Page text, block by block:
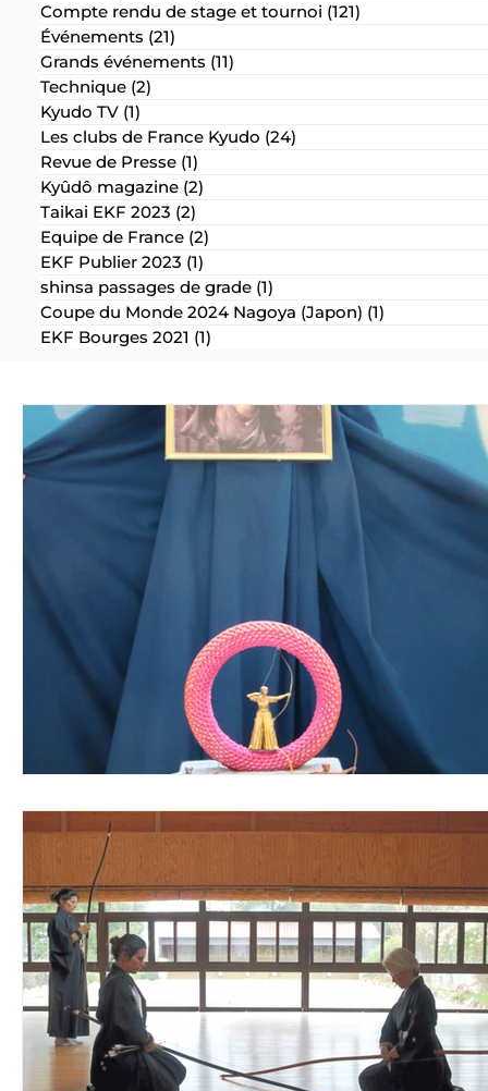
Compte rendu de stage et tournoi (121)
Événements (21)
Grands événements (11)
Technique (2)
Kyudo TV (1)
Les clubs de France Kyudo (24)
Revue de Presse (1)
Kyûdô magazine (2)
Taikai EKF 2023 (2)
Equipe de France (2)
EKF Publier 2023 (1)
shinsa passages de grade (1)
Coupe du Monde 2024 Nagoya (Japon) (1)
EKF Bourges 2021 (1)